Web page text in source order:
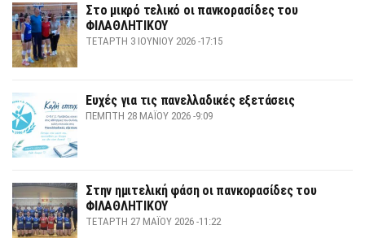
Στο μικρό τελικό οι πανκορασίδες του
ΦΙΛΑΘΛΗΤΙΚΟΥ
ΤΕΤΆΡΤΗ 3 ΙΟΥΝΊΟΥ 2026 -17:15
Ευχές για τις πανελλαδικές εξετάσεις
ΠΈΜΠΤΗ 28 ΜΑΪ́ΟΥ 2026 -9:09
Στην ημιτελική φάση οι πανκορασίδες του
ΦΙΛΑΘΛΗΤΙΚΟΥ
ΤΕΤΆΡΤΗ 27 ΜΑΪ́ΟΥ 2026 -11:22